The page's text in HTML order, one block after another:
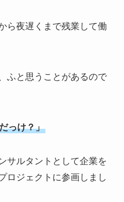
ら夜遅くまで残業して働
ふと思うことがあるので
っけ？」
サルタントとして企業を
ロジェクトに参画しまし